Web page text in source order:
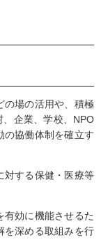
の場の活用や、積極
企業、学校、NPO
の協働体制を確立す
対する保健・医療等
効に機能させるた
を深める取組みを行